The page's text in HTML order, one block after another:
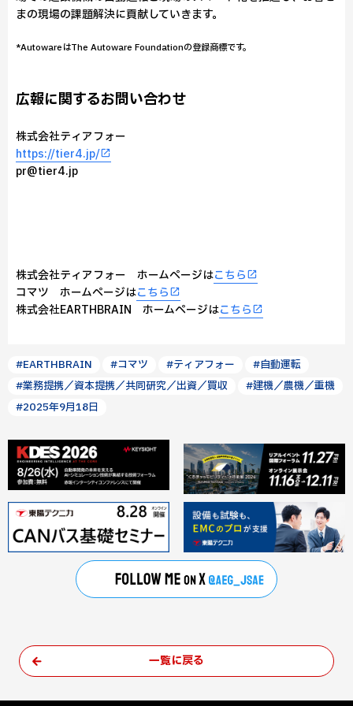
まの現場の課題解決に貢献していきます。
*AutowareはThe Autoware Foundationの登録商標です。
広報に関するお問い合わせ
株式会社ティアフォー
https://tier4.jp/
pr@tier4.jp
株式会社ティアフォー ホームページはこちら
コマツ ホームページはこちら
株式会社EARTHBRAIN ホームページはこちら
#EARTHBRAIN #コマツ #ティアフォー
#自動運転
#業務提携／資本提携／共同研究／出資／買収
#建機／農機／重機
#2025年9月18日
一覧に戻る